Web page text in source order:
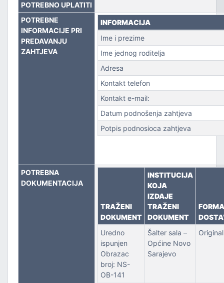
IZBJEGLICE I RASELJENA LICA
POTREBNO UPLATITI
POTREBNE
INFORMACIJE PRI
PREDAVANJU
ZAHTJEVA
INFORMACIJA
Ime i prezime
Ime jednog roditelja
Adresa
Kontakt telefon
Kontakt e-mail:
Datum podnošenja zahtjeva
Potpis podnosioca zahtjeva
POTREBNA
DOKUMENTACIJA
TRAŽENI
DOKUMENT
INSTITUCIJA
KOJA
IZDAJE
TRAŽENI
DOKUMENT
FORMA
Uredno
ispunjen
Obrazac
broj: NS-
OB-141
Šalter sala –
Općine Novo
Sarajevo
Original